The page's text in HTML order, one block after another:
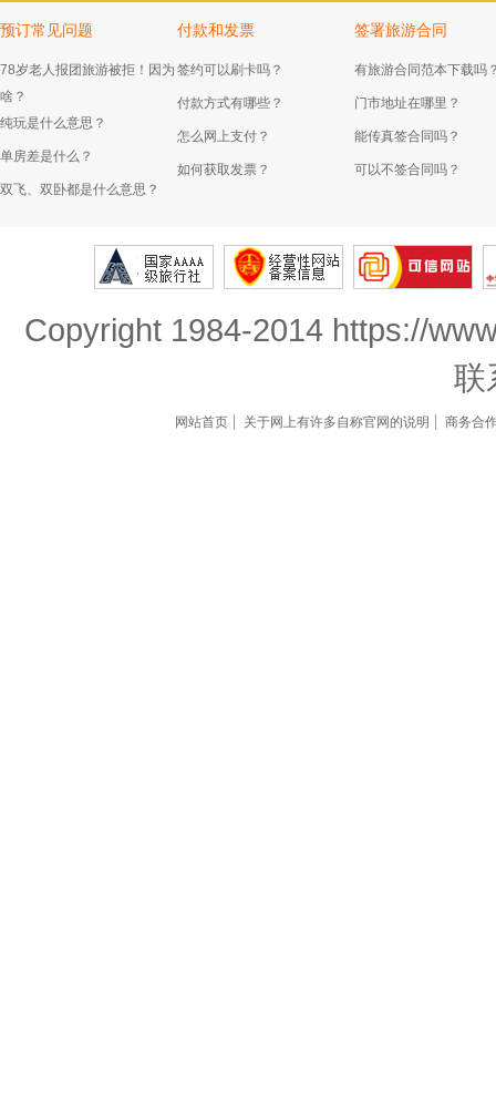
预订常见问题
78岁老人报团旅游被拒！因为
啥？
纯玩是什么意思？
单房差是什么？
双飞、双卧都是什么意思？
付款和发票
签约可以刷卡吗？
付款方式有哪些？
怎么网上支付？
如何获取发票？
签署旅游合同
有旅游合同范本下载吗
门市地址在哪里？
能传真签合同吗？
可以不签合同吗？
Copyright 1984-2014 https://
联
网站首页 关于网上有许多自称官网的说明 商务合